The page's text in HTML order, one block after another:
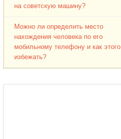
на советскую машину?
Можно ли определить место
нахождения человека по его
мобильному телефону и как этого
избежать?